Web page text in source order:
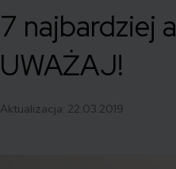
7 najbardziej
UWAŻAJ!
Aktualizacja: 22.03.2019